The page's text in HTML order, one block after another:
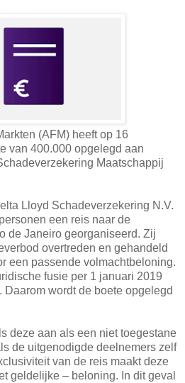
(AFM) heeft op 16
van 400.000 opgelegd aan
Maatschappij
Lloyd Schadeverzekering N.V.
een reis naar de
de Janeiro georganiseerd. Zij
overtreden en gehandeld
een passende volmachtbeloning.
fusie per 1 januari 2019
wordt de boete opgelegd
deze aan als een niet toegestane
de uitgenodigde deelnemers zelf
van de reis maakt deze
geldelijke – beloning. In dit geval